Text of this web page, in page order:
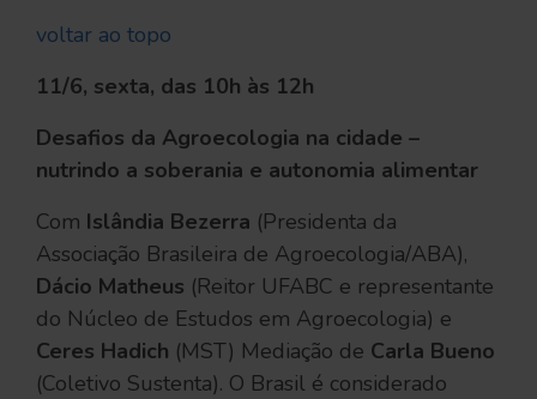
voltar ao topo
11/6, sexta, das 10h às 12h
Desafios da Agroecologia na cidade –
nutrindo a soberania e autonomia alimentar
Com Islândia Bezerra (Presidenta da
Associação Brasileira de Agroecologia/ABA),
Dácio Matheus (Reitor UFABC e representante
do Núcleo de Estudos em Agroecologia) e
Ceres Hadich (MST) Mediação de Carla Bueno
(Coletivo Sustenta). O Brasil é considerado